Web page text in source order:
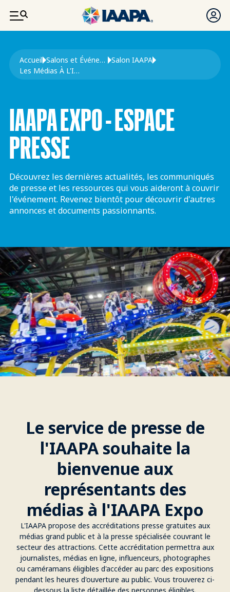
ALLER AU CONTENU PRINCIPAL
Fil d'Ariane
Accueil Salons et Événements
Salon IAAPA
Les Médias À L'IAAPA Expo
IAAPA EXPO - ESPACE
PRESSE
Découvrez les dernières actualités, les communiqués
de presse et les ressources qui vous aideront à couvrir
l'événement. Revenez bientôt pour découvrir d'autres
annonces et documents passionnants.
Le service de presse de
l'IAAPA souhaite la
bienvenue aux
représentants des
médias à l'IAAPA Expo
L'IAAPA propose des accréditations presse gratuites aux
médias grand public et à la presse spécialisée couvrant le
secteur des attractions. Cette accréditation permettra aux
journalistes, médias en ligne, influenceurs, photographes
ou caméramans éligibles d'accéder au parc des expositions
pendant les heures d'ouverture au public. Vous trouverez ci-